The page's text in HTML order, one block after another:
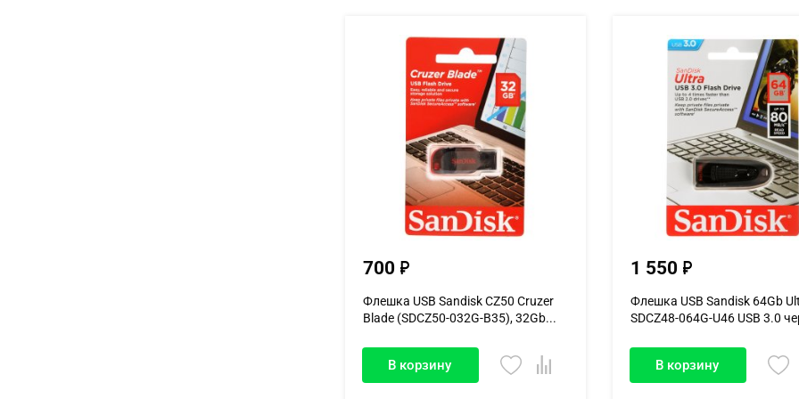
700
Флешка USB Sandisk CZ50 Cruzer
Blade (SDCZ50-032G-B35), 32Gb...
В корзину
1 550
Флешка USB Sandisk 64Gb
SDCZ48-064G-U46 USB 3.0
В корзину